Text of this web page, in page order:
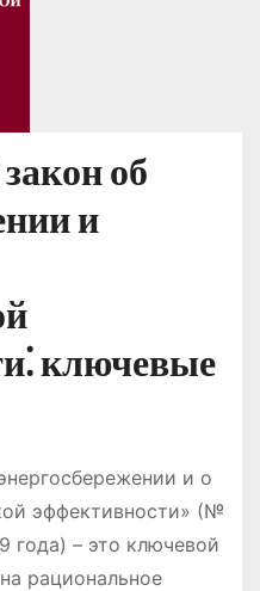
об
и
ключевые
и о
эффективности» (№
года) – это ключевой
рациональное